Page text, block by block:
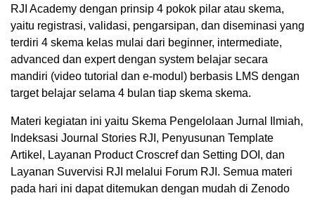
RJI Academy dengan prinsip 4 pokok pilar atau skema,
yaitu registrasi, validasi, pengarsipan, dan diseminasi yang
terdiri 4 skema kelas mulai dari beginner, intermediate,
advanced dan expert dengan system belajar secara
mandiri (video tutorial dan e-modul) berbasis LMS dengan
target belajar selama 4 bulan tiap skema skema.
Materi kegiatan ini yaitu Skema Pengelolaan Jurnal Ilmiah,
Indeksasi Journal Stories RJI, Penyusunan Template
Artikel, Layanan Product Croscref dan Setting DOI, dan
Layanan Suvervisi RJI melalui Forum RJI. Semua materi
pada hari ini dapat ditemukan dengan mudah di Zenodo